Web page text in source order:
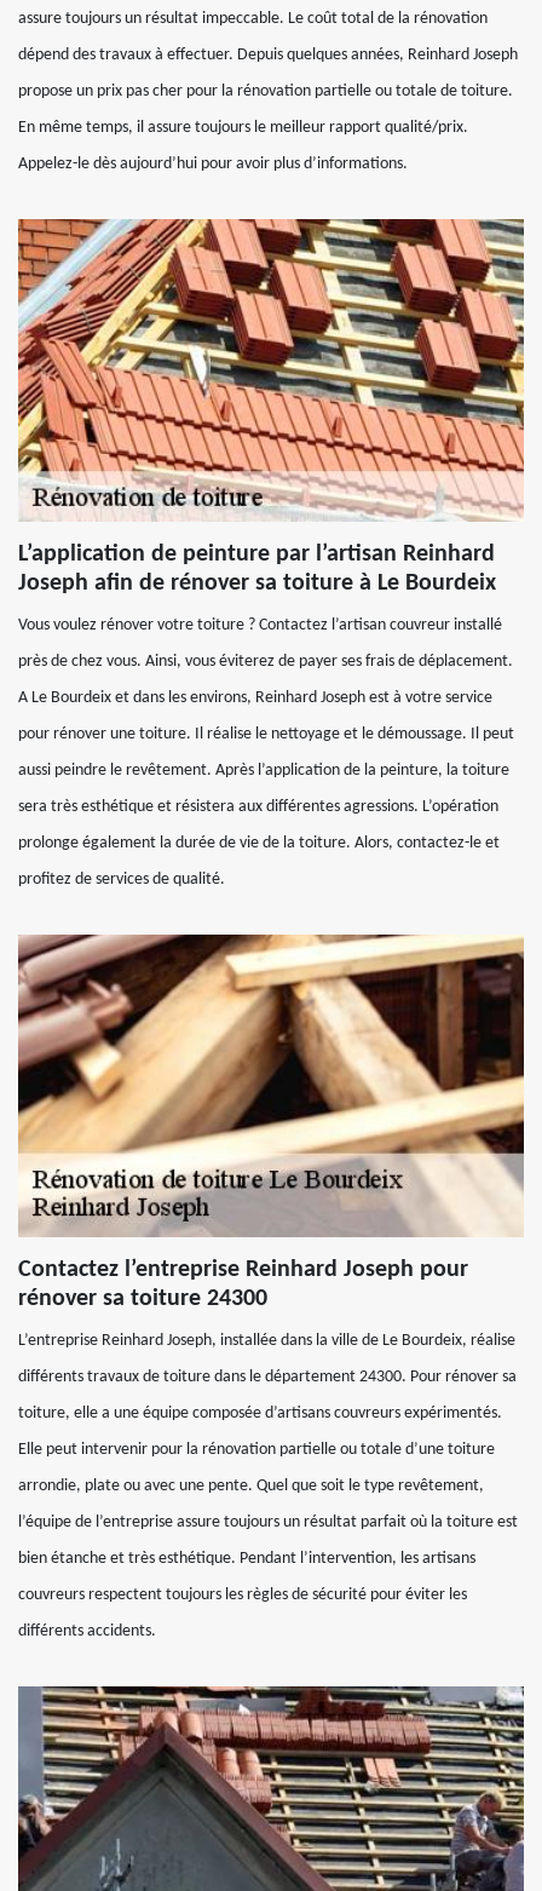
assure toujours un résultat impeccable. Le coût total de la rénovation
dépend des travaux à effectuer. Depuis quelques années, Reinhard Joseph
propose un prix pas cher pour la rénovation partielle ou totale de toiture.
En même temps, il assure toujours le meilleur rapport qualité/prix.
Appelez-le dès aujourd’hui pour avoir plus d’informations.
L’application de peinture par l’artisan Reinhard
Joseph afin de rénover sa toiture à Le Bourdeix
Vous voulez rénover votre toiture ? Contactez l’artisan couvreur installé
près de chez vous. Ainsi, vous éviterez de payer ses frais de déplacement.
A Le Bourdeix et dans les environs, Reinhard Joseph est à votre service
pour rénover une toiture. Il réalise le nettoyage et le démoussage. Il peut
aussi peindre le revêtement. Après l’application de la peinture, la toiture
sera très esthétique et résistera aux différentes agressions. L’opération
prolonge également la durée de vie de la toiture. Alors, contactez-le et
profitez de services de qualité.
Contactez l’entreprise Reinhard Joseph pour
rénover sa toiture 24300
L’entreprise Reinhard Joseph, installée dans la ville de Le Bourdeix, réalise
différents travaux de toiture dans le département 24300. Pour rénover sa
toiture, elle a une équipe composée d’artisans couvreurs expérimentés.
Elle peut intervenir pour la rénovation partielle ou totale d’une toiture
arrondie, plate ou avec une pente. Quel que soit le type revêtement,
l’équipe de l’entreprise assure toujours un résultat parfait où la toiture est
bien étanche et très esthétique. Pendant l’intervention, les artisans
couvreurs respectent toujours les règles de sécurité pour éviter les
différents accidents.